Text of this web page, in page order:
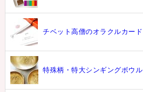
チベット高僧のオラクルカード
特殊柄・特大シンギングボウル